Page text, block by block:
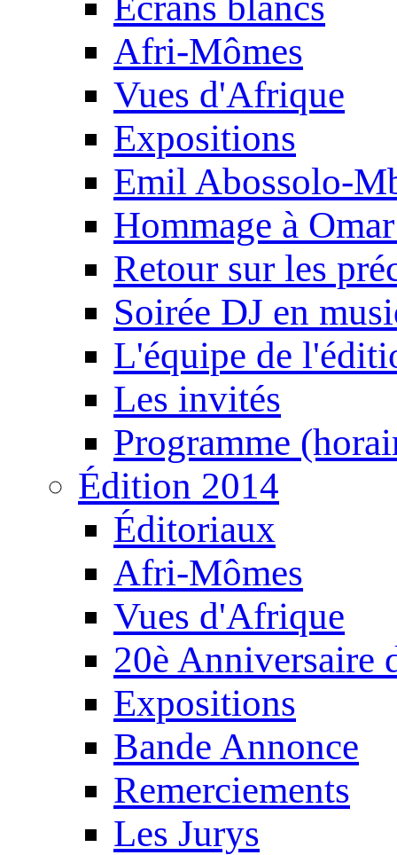
Afri-Mômes
Vues d'Afrique
Expositions
Emil Abossolo-
Hommage à
Retour sur les
Soirée DJ en
L'équipe de
Les invités
Programme
Édition 2014
Éditoriaux
Afri-Mômes
Vues d'Afrique
20è Anniversaire
Expositions
Bande Annonce
Remerciements
Les Jurys